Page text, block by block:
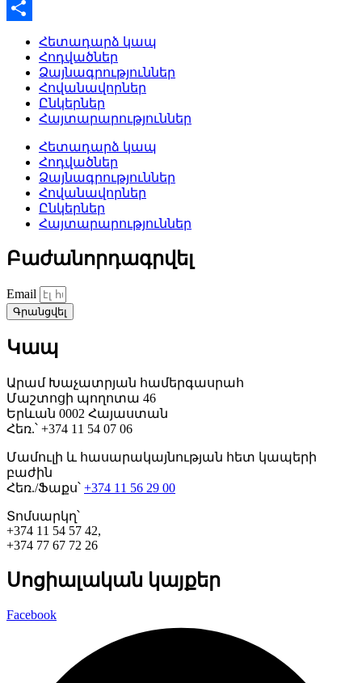
WhatsApp
Հետադարձ կապ
Հոդվածներ
Ձայնագրություններ
Հովանավորներ
Ընկերներ
Հայտարարություններ
Հետադարձ կապ
Հոդվածներ
Ձայնագրություններ
Հովանավորներ
Ընկերներ
Հայտարարություններ
Բաժանորդագրվել
Email
Գրանցվել
Կապ
Արամ Խաչատրյան համերգասրահ
Մաշտոցի պողոտա 46
Երևան 0002 Հայաստան
Հեռ.՝ +374 11 54 07 06
Մամուլի և հասարակայնության հետ կապերի
բաժին
Հեռ./Ֆաքս՝ +374 11 56 29 00
Տոմսարկղ՝
+374 11 54 57 42,
+374 77 67 72 26
Սոցիալական կայքեր
Facebook